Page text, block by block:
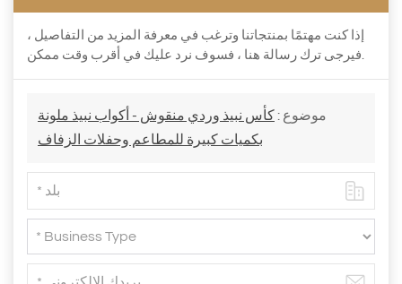
إذا كنت مهتمًا بمنتجاتنا وترغب في معرفة المزيد من التفاصيل ،
فيرجى ترك رسالة هنا ، فسوف نرد عليك في أقرب وقت ممكن.
موضوع : كأس نبيذ وردي منقوش - أكواب نبيذ ملونة
بكميات كبيرة للمطاعم وحفلات الزفاف